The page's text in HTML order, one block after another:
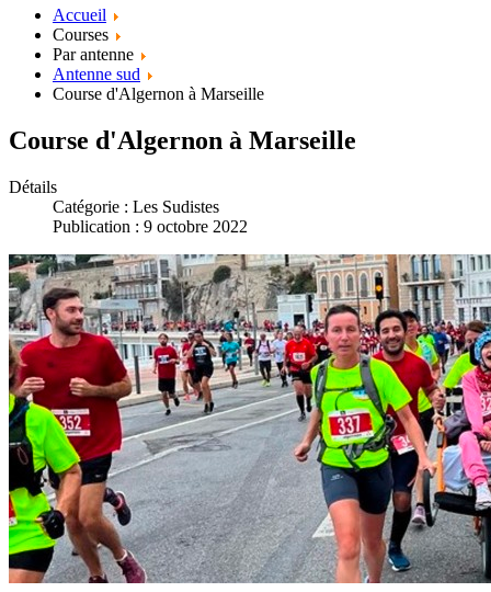
Accueil
Courses
Par antenne
Antenne sud
Course d'Algernon à Marseille
Course d'Algernon à Marseille
Détails
Catégorie : Les Sudistes
Publication : 9 octobre 2022